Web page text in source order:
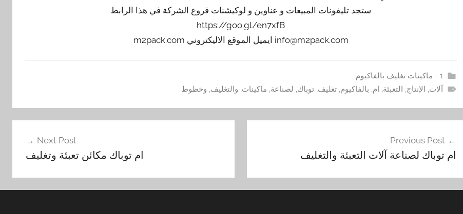
ستجد تليفونات المبيعات و عناوين و لوكيشنات فروع الشركة في هذا الرابط
https://goo.gl/en7xfB
info@m2pack.com ايميل الموقع الاليكتروني m2pack.com
1 - ماكينات تغليف بالفاكيوم
آلات, الإنتاج, التعبئة, ام, بالفاكيوم,تغليف,توباك, لصناعة, ماكينات, والتغليف, وخطوط
المقالات
Previous Post
ام توباك لصناعة آلات التعبئة والتغليف
Next Post
ام توباك مكائن تعبئة وتغليف